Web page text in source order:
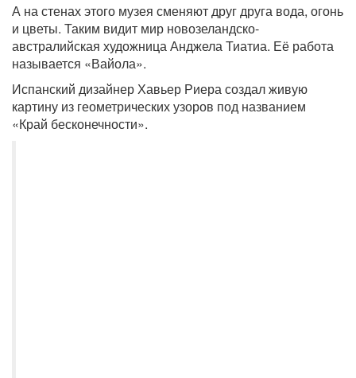
А на стенах этого музея сменяют друг друга вода, огонь
и цветы. Таким видит мир новозеландско-
австралийская художница Анджела Тиатиа. Её работа
называется «Вайола».
Испанский дизайнер Хавьер Риера создал живую
картину из геометрических узоров под названием
«Край бесконечности».